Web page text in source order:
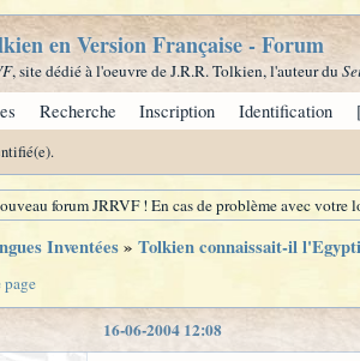
en Version Française - Forum
, site dédié à l'oeuvre de J.R.R. Tolkien, l'auteur du
Recherche Inscription Identification
forum JRRVF ! En cas de problème avec
Inventées» Tolkien connaissait-il
page
16-06-2004 12:08